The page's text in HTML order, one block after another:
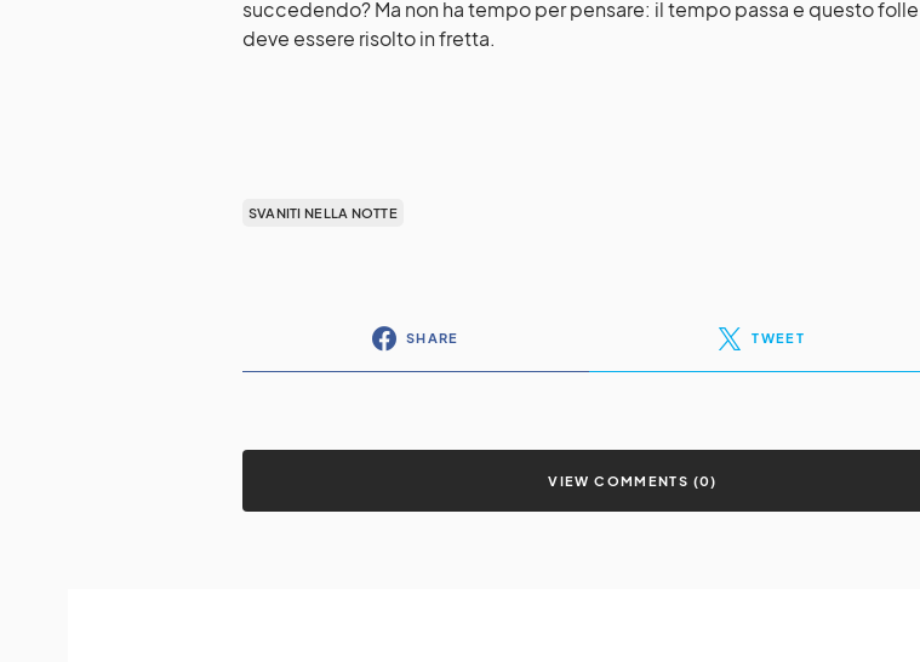
succedendo? Ma non ha tempo per pensare: il tempo passa e questo
deve essere risolto in fretta.
SVANITI NELLA NOTTE
SHARE TWEET
VIEW COMMENTS (0)